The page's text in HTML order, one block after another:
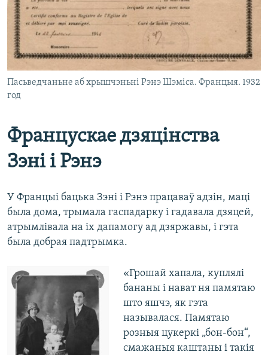
Пасьведчаньне аб хрышчэньні Рэнэ Шэміса. Францыя. 1932
год
Францускае дзяцінства
Зэні і Рэнэ
У Францыі бацька Зэні і Рэнэ працаваў адзін, маці
была дома, трымала гаспадарку і гадавала дзяцей,
атрымлівала на іх дапамогу ад дзяржавы, і гэта
была добрая падтрымка.
«Грошай хапала, куплялі
бананы і нават ня памятаю
што яшчэ, як гэта
называлася. Памятаю
розныя цукеркі „бон-бон“,
смажаныя каштаны і такія